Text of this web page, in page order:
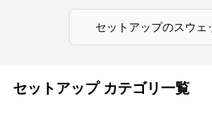
セットアップのスウェ
セットアップ カテゴリ一覧